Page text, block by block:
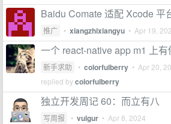
Baidu Comate 适配 Xcode 平
推广 • xiangzhixiangyu • Apr 19,
一个 react-native app m1 上有
新手求助 • colorfulberry • Apr 20,
replied bycolorfulberry
独立开发周记 60：而立有八
写周报 • vulgur • Apr 8, 2024